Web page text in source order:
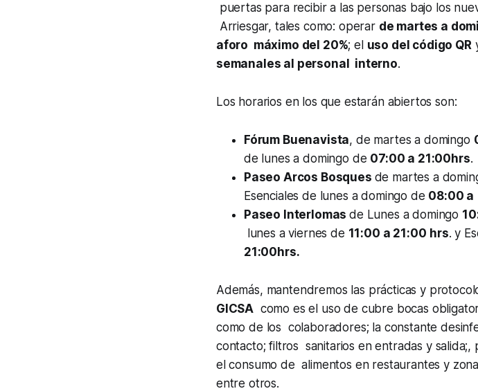
puertas para recibir a las personas bajo los
Arriesgar, tales como: operar de martes a
aforo máximo del 20%; el uso del código QR
semanales al personal interno.
Los horarios en los que estarán abiertos son:
Fórum Buenavista, de martes a domingo
de lunes a domingo de 07:00 a 21:00hrs.
Paseo Arcos Bosques de martes a
Esenciales de lunes a domingo de 08:00 a
Paseo Interlomasde Lunes a domingo
lunes a viernes de 11:00 a 21:00 hrs. y
21:00hrs.
Además, mantendremos las prácticas y
GICSA como es el uso de cubre bocas
como de los colaboradores; la constante
contacto; filtros sanitarios en entradas y
el consumo de alimentos en restaurantes y
entre otros.